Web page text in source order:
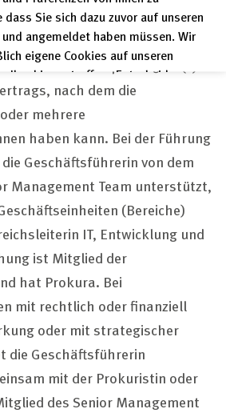
Sie sich dazu zuvor auf unseren
angemeldet haben müssen. Wir
eigene Cookies auf unseren
Ihre hier getroffene Entscheidung
ändern und somit auch eine
die Zukunft widerrufen.
eine Geschäftsführerin, die die
Dies entspricht § 16 (1)
nach dem die
mehrere
haben kann. Bei der Führung
Geschäftsführerin von dem
Management Team unterstützt,
(Bereiche)
IT, Entwicklung und
ist Mitglied der
hat Prokura. Bei
mit rechtlich oder finanziell
oder mit strategischer
die Geschäftsführerin
mit der Prokuristin oder
des Senior Management